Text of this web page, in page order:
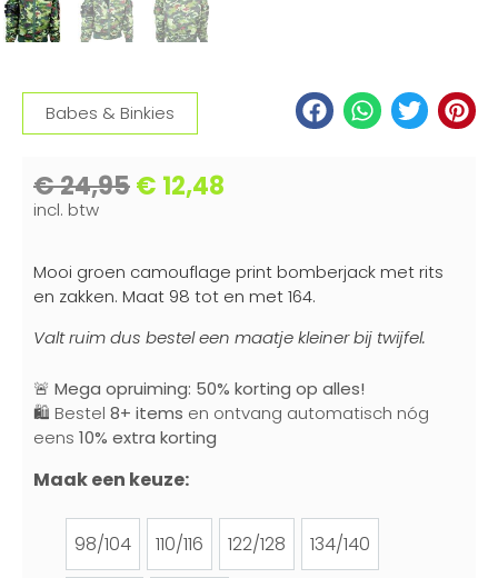
Babes & Binkies
€24,95€ 12,48
incl. btw
Mooi groen camouflage print bomberjack met rits
en zakken. Maat 98 tot en met 164.
Valt ruim dus bestel een maatje kleiner bij twijfel.
🚨 Mega opruiming: 50% korting op alles!
🛍️ Bestel 8+ items en ontvang automatisch nóg
eens 10% extra korting
Maak een keuze:
98/104
98/104
110/116
110/116
122/128
122/128
134/140
134/140